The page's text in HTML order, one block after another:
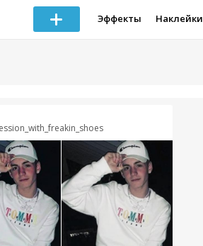
Эффекты Наклейки